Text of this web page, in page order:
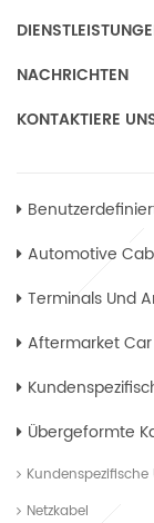
NACHRICHTEN
KONTAKTIERE
Automotive
Terminals Und
Aftermarket
Übergeformte
Kundenspezifische
Netzkabel